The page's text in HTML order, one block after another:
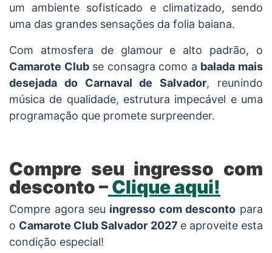
um ambiente sofisticado e climatizado, sendo
uma das grandes sensações da folia baiana.
Com atmosfera de glamour e alto padrão, o
Camarote Clubse consagra como a balada mais
desejada do Carnaval de Salvador, reunindo
música de qualidade, estrutura impecável e uma
programação que promete surpreender.
Compre seu ingresso com
desconto –Clique aqui!
Compre agora seu ingresso com desconto para
o Camarote Club Salvador 2027 e aproveite esta
condição especial!